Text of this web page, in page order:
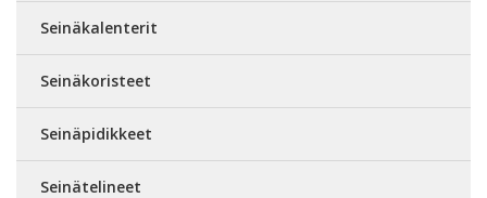
Seinäkalenterit
Seinäkoristeet
Seinäpidikkeet
Seinätelineet